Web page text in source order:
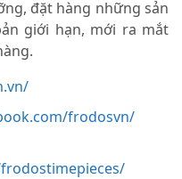
đặt hàng những sản
giới hạn, mới ra mắt
frodosvn/